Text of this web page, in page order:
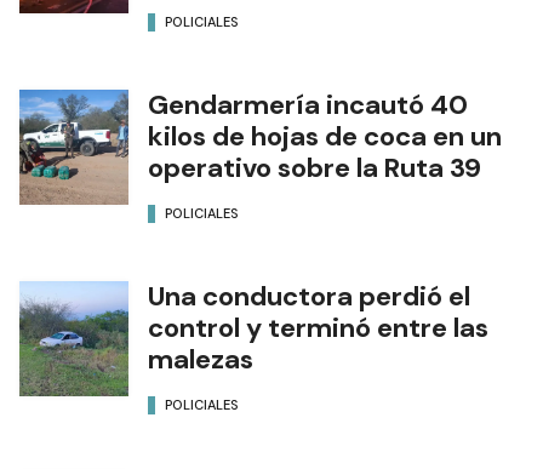
POLICIALES
Gendarmería incautó 40
kilos de hojas de coca en un
operativo sobre la Ruta 39
POLICIALES
Una conductora perdió el
control y terminó entre las
malezas
POLICIALES